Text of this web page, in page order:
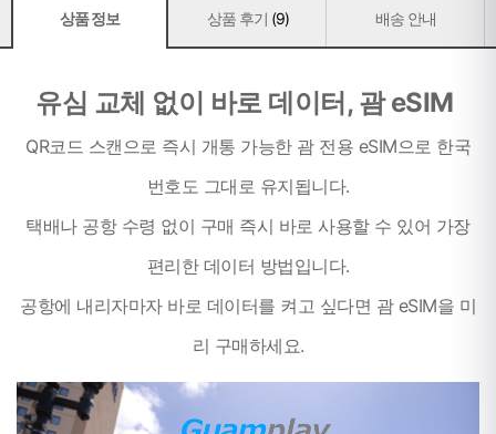
상품 정보 상품 후기 (9) 배송 안내
유심 교체 없이 바로 데이터, 괌 eSIM
QR코드 스캔으로 즉시 개통 가능한 괌 전용 eSIM으로 한국
번호도 그대로 유지됩니다.
택배나 공항 수령 없이 구매 즉시 바로 사용할 수 있어 가장
편리한 데이터 방법입니다.
공항에 내리자마자 바로 데이터를 켜고 싶다면 괌 eSIM을 미
리 구매하세요.